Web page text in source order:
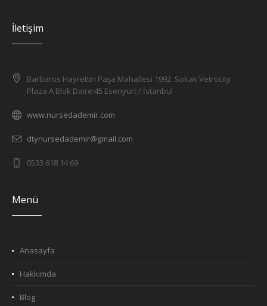
İletişim
Barbaros Hayrettin Paşa Mahallesi 1992. Sokak Vetrocity
Plaza A Blok Daire:45 Esenyurt / İstanbul
www.nursedademir.com
dtynursedademir@gmail.com
0533 618 14 69
Menü
Anasayfa
Hakkımda
Blog